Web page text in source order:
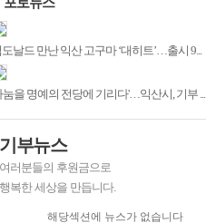
날드 만난 익산 고구마 ‘대히트’…출시 9...
눔을 명예의 전당에 기리다'…익산시, 기부 ...
기부뉴스
여러분들의 후원금으로
행복한 세상을 만듭니다.
해당섹션에 뉴스가 없습니다